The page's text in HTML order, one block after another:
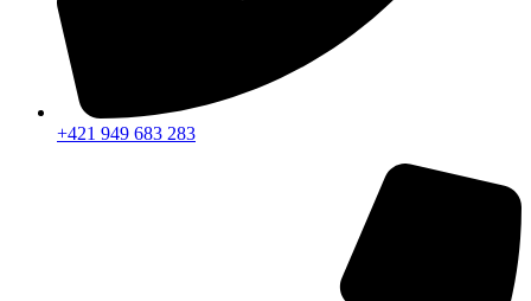
+421 949 683 283